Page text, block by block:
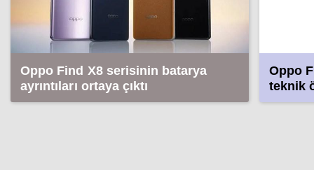
Oppo Find X8 serisinin batarya
ayrıntıları ortaya çıktı
Oppo
teknik